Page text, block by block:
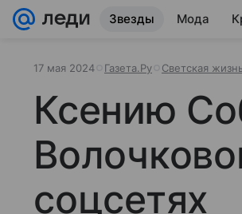
Звезды Мода
17 мая 2024 Газета.Ру Светская
Ксению
соцсетях